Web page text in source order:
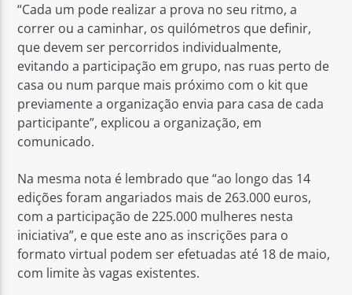
“Cada um pode realizar a prova no seu ritmo, a
correr ou a caminhar, os quilómetros que definir,
que devem ser percorridos individualmente,
evitando a participação em grupo, nas ruas perto de
casa ou num parque mais próximo com o kit que
previamente a organização envia para casa de cada
participante”, explicou a organização, em
comunicado.
Na mesma nota é lembrado que “ao longo das 14
edições foram angariados mais de 263.000 euros,
com a participação de 225.000 mulheres nesta
iniciativa”, e que este ano as inscrições para o
formato virtual podem ser efetuadas até 18 de maio,
com limite às vagas existentes.